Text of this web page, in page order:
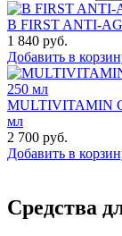
B FIRST ANTI-
1 840 руб.
Добавить в
MULTIVITAMIN
мл
2 700 руб.
Добавить в
Средства